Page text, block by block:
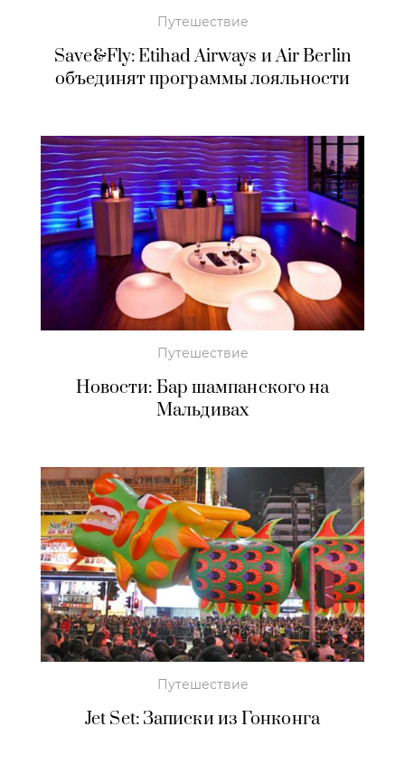
Путешествие
Save&Fly: Etihad Airways и Air Berlin
объединят программы лояльности
Путешествие
Новости: Бар шампанского на
Мальдивах
Путешествие
Jet Set: Записки из Гонконга